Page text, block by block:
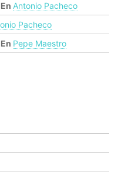
En Antonio Pacheco
Pacheco
En Pepe Maestro